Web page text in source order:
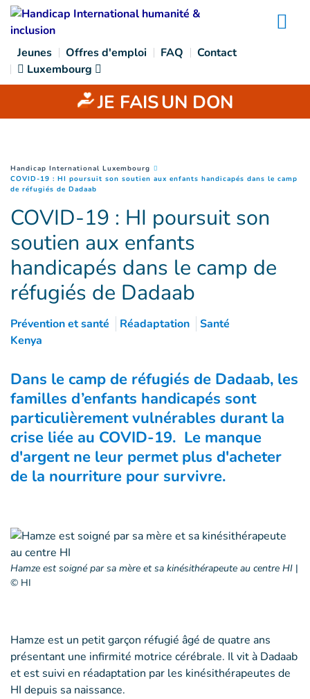
Goto main content
Jeunes Offres d'emploi FAQ
Contact
Luxembourg
JE FAISUN DON
You are here :
Handicap International Luxembourg
COVID-19 : HI poursuit son soutien aux enfants handicapés dans le camp
de réfugiés de Dadaab
COVID-19 : HI poursuit son
soutien aux enfants
handicapés dans le camp de
réfugiés de Dadaab
Prévention et santé Réadaptation
Santé
Kenya
Dans le camp de réfugiés de Dadaab, les
familles d’enfants handicapés sont
particulièrement vulnérables durant la
crise liée au COVID-19. Le manque
d'argent ne leur permet plus d'acheter
de la nourriture pour survivre.
Hamze est soigné par sa mère et sa kinésithérapeute au centre HI |
© HI
Hamze est un petit garçon réfugié âgé de quatre ans
présentant une infirmité motrice cérébrale. Il vit à Dadaab
et est suivi en réadaptation par les kinésithérapeutes de
HI depuis sa naissance.